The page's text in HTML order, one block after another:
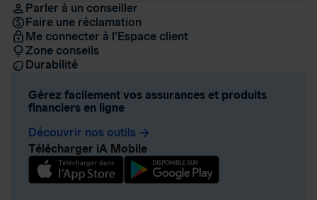
Parler à un conseiller
Faire une réclamation
Me connecter à l’Espace client
Zone conseils
Durabilité
Gérez facilement vos assurances et produits
financiers en ligne
Découvrir nos outils arrow_forward
Télécharger iA Mobile